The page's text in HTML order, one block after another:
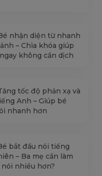
nhận diện từ nhanh
– Chìa khóa giúp
không cần dịch
tốc độ phản xạ và
Anh – Giúp bé
nhanh hơn
bắt đầu nói tiếng
– Ba mẹ cần làm
nhiều hơn?